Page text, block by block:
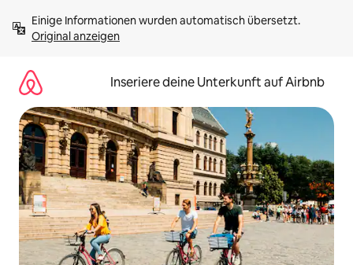
Inhalten
springenOriginal anzeigen
Inseriere deine Unterkunft auf Airbnb